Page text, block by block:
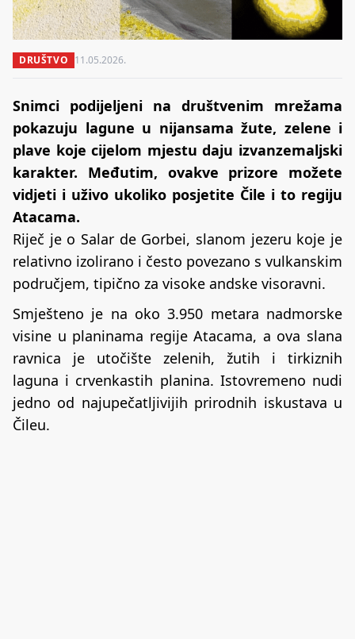
DRUŠTVO 11.05.2026.
Snimci podijeljeni na društvenim mrežama
pokazuju lagune u nijansama žute, zelene i
plave koje cijelom mjestu daju izvanzemaljski
karakter. Međutim, ovakve prizore možete
vidjeti i uživo ukoliko posjetite Čile i to regiju
Atacama.
Riječ je o Salar de Gorbei, slanom jezeru koje je
relativno izolirano i često povezano s vulkanskim
područjem, tipično za visoke andske visoravni.
Smješteno je na oko 3.950 metara nadmorske
visine u planinama regije Atacama, a ova slana
ravnica je utočište zelenih, žutih i tirkiznih
laguna i crvenkastih planina. Istovremeno nudi
jedno od najupečatljivijih prirodnih iskustava u
Čileu.